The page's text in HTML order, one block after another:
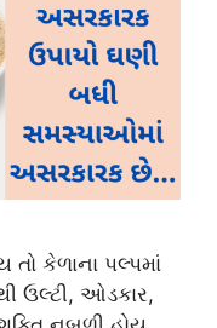
કેળાના પલ્પમાં
ઉલ્ટી, ઓડકાર,